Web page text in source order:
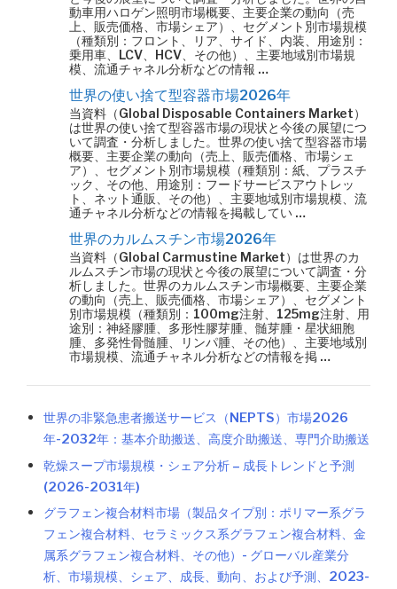
動車用ハロゲン照明市場概要、主要企業の動向（売
上、販売価格、市場シェア）、セグメント別市場規模
（種類別：フロント、リア、サイド、内装、用途別：
乗用車、LCV、HCV、その他）、主要地域別市場規
模、流通チャネル分析などの情報 …
世界の使い捨て型容器市場2026年
当資料（Global Disposable Containers Market）
は世界の使い捨て型容器市場の現状と今後の展望につ
いて調査・分析しました。世界の使い捨て型容器市場
概要、主要企業の動向（売上、販売価格、市場シェ
ア）、セグメント別市場規模（種類別：紙、プラスチ
ック、その他、用途別：フードサービスアウトレッ
ト、ネット通販、その他）、主要地域別市場規模、流
通チャネル分析などの情報を掲載してい …
世界のカルムスチン市場2026年
当資料（Global Carmustine Market）は世界のカ
ルムスチン市場の現状と今後の展望について調査・分
析しました。世界のカルムスチン市場概要、主要企業
の動向（売上、販売価格、市場シェア）、セグメント
別市場規模（種類別：100mg注射、125mg注射、用
途別：神経膠腫、多形性膠芽腫、髄芽腫・星状細胞
腫、多発性骨髄腫、リンパ腫、その他）、主要地域別
市場規模、流通チャネル分析などの情報を掲 …
世界の非緊急患者搬送サービス（NEPTS）市場2026
年-2032年：基本介助搬送、高度介助搬送、専門介助搬送
乾燥スープ市場規模・シェア分析 – 成長トレンドと予測
(2026-2031年)
グラフェン複合材料市場（製品タイプ別：ポリマー系グラ
フェン複合材料、セラミックス系グラフェン複合材料、金
属系グラフェン複合材料、その他）- グローバル産業分
析、市場規模、シェア、成長、動向、および予測、2023-